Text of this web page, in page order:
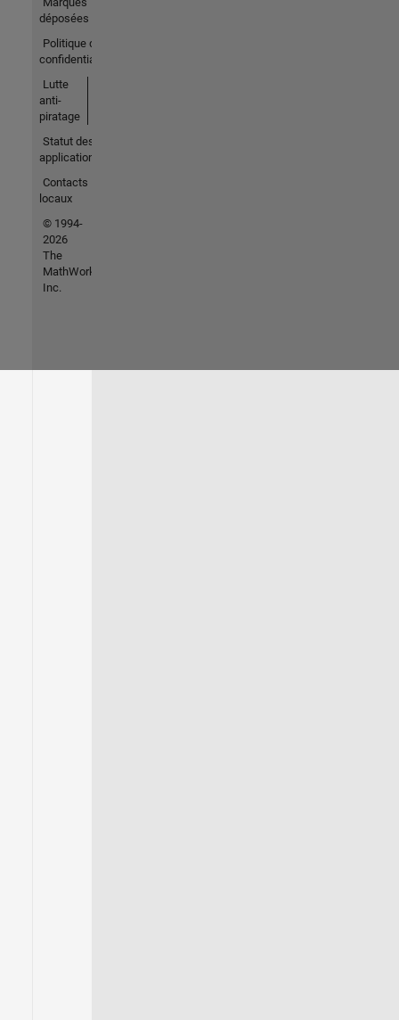
déposées
Politique de
confidentialité
Lutte
anti-
piratage
Statut des
applications
Contacts
locaux
© 1994-
2026
The
MathWorks,
Inc.